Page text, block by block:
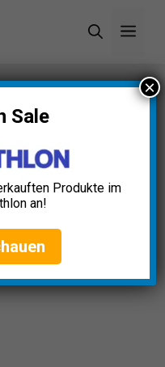
Test: Die 5
Test: Die 5
Sale
Produkte im
an!
×